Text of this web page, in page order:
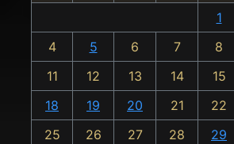
1
4
5 6 7 8
11
12 13 14 15
18
19 20 21 22
25
26 27 28 29